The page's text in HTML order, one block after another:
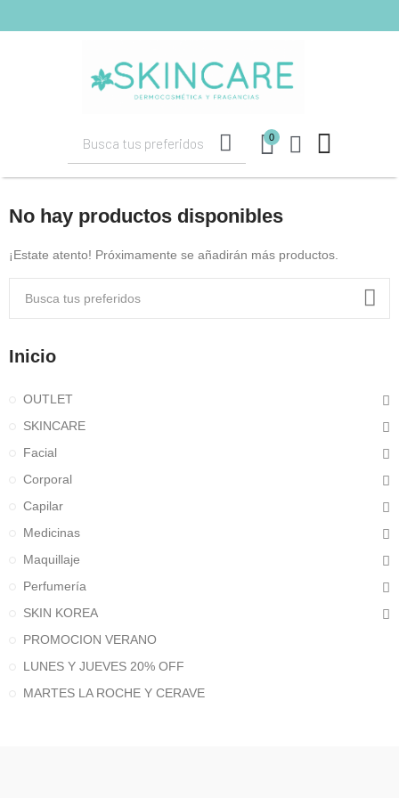
0
No hay productos disponibles
¡Estate atento! Próximamente se añadirán más productos.
Inicio
OUTLET
SKINCARE
Facial
Corporal
Capilar
Medicinas
Maquillaje
Perfumería
SKIN KOREA
PROMOCION VERANO
LUNES Y JUEVES 20% OFF
MARTES LA ROCHE Y CERAVE